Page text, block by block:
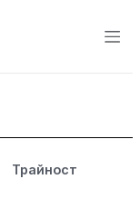
Трайност